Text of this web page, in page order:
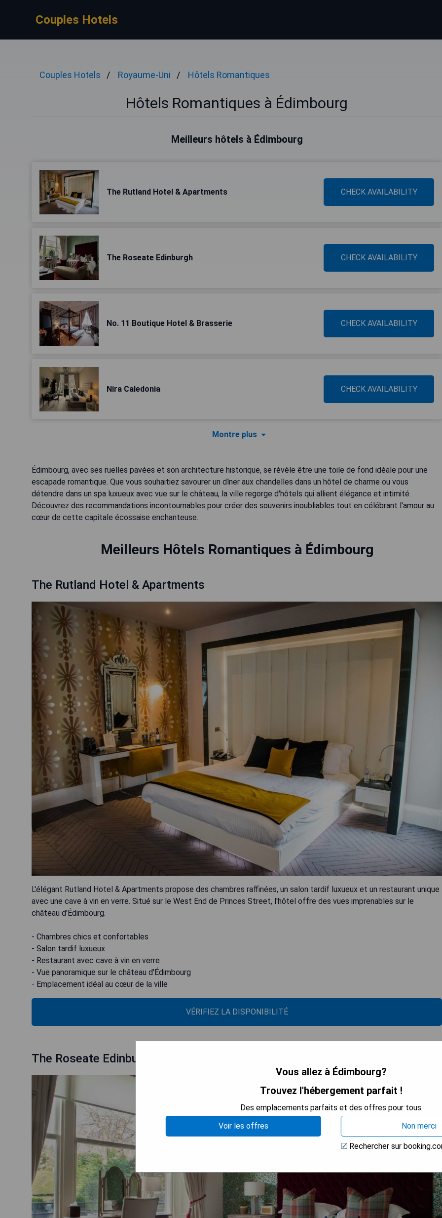
Couples Hotels
Couples Hotels Royaume-Uni Hôtels Romantiques
Hôtels Romantiques à Édimbourg
Meilleurs hôtels à Édimbourg
The Rutland Hotel & Apartments CHECK AVAILABILITY
The Roseate Edinburgh CHECK AVAILABILITY
No. 11 Boutique Hotel & Brasserie CHECK AVAILABILITY
Nira Caledonia CHECK AVAILABILITY
Montre plus
Édimbourg, avec ses ruelles pavées et son architecture historique, se révèle être une toile de fond idéale pour une
escapade romantique. Que vous souhaitiez savourer un dîner aux chandelles dans un hôtel de charme ou vous
détendre dans un spa luxueux avec vue sur le château, la ville regorge d'hôtels qui allient élégance et intimité.
Découvrez des recommandations incontournables pour créer des souvenirs inoubliables tout en célébrant l'amour au
cœur de cette capitale écossaise enchanteuse.
Meilleurs Hôtels Romantiques à Édimbourg
The Rutland Hotel & Apartments
L'élégant Rutland Hotel & Apartments propose des chambres raffinées, un salon tardif luxueux et un restaurant unique
avec une cave à vin en verre. Situé sur le West End de Princes Street, l'hôtel offre des vues imprenables sur le
château d'Édimbourg.
- Chambres chics et confortables
- Salon tardif luxueux
- Restaurant avec cave à vin en verre
- Vue panoramique sur le château d'Édimbourg
- Emplacement idéal au cœur de la ville
VÉRIFIEZ LA DISPONIBILITÉ
The Roseate Edinburgh
Vous allez à Édimbourg?
Trouvez l'hébergement parfait !
Des emplacements parfaits et des offres pour tous.
Voir les offres
Non merci
Rechercher sur